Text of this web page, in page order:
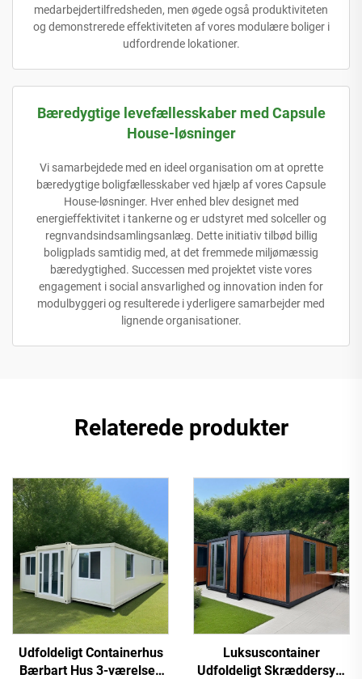
medarbejdertilfredsheden, men øgede også produktiviteten
og demonstrerede effektiviteten af vores modulære boliger i
udfordrende lokationer.
Bæredygtige levefællesskaber med Capsule
House-løsninger
Vi samarbejdede med en ideel organisation om at oprette
bæredygtige boligfællesskaber ved hjælp af vores Capsule
House-løsninger. Hver enhed blev designet med
energieffektivitet i tankerne og er udstyret med solceller og
regnvandsindsamlingsanlæg. Dette initiativ tilbød billig
boligplads samtidig med, at det fremmede miljømæssig
bæredygtighed. Successen med projektet viste vores
engagement i social ansvarlighed og innovation inden for
modulbyggeri og resulterede i yderligere samarbejder med
lignende organisationer.
Relaterede produkter
Udfoldeligt Containerhus
Bærbart Hus 3-værelses
Luksuscontainer
Udfoldeligt Skræddersyet